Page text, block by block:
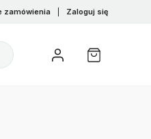
zamówienia Zaloguj się